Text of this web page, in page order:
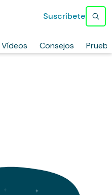
Vídeos Consejos
Suscríbete